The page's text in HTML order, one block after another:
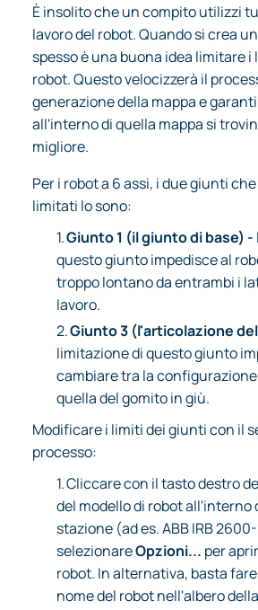
È insolito che un compito utilizzi
lavoro del robot. Quando si crea
spesso è una buona idea limitare
robot. Questo velocizzerà il
generazione della mappa e
all'interno di quella mappa si
migliore.
Per i robot a 6 assi, i due giunti
limitati lo sono:
1.Giunto 1 (il giunto di base) -
questo giunto impedisce al
troppo lontano da entrambi i
lavoro.
2.Giunto 3 (l'articolazione
limitazione di questo giunto
cambiare tra la
quella del gomito in giù.
Modificare i limiti dei giunti con il
processo:
1.Cliccare con il tasto destro
del modello di robot all'interno
stazione (ad es. ABB IRB
selezionareOpzioni... per
robot. In alternativa, basta
nome del robot nell'albero